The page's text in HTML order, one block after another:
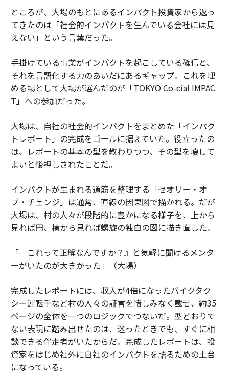
ところが、大場のもとにあるインパクト投資家から返っ
てきたのは「社会的インパクトを生んでいる会社には見
えない」という言葉だった。
手掛けている事業がインパクトを起こしている確信と、
それを言語化する力のあいだにあるギャップ。これを埋
める場として大場が選んだのが「TOKYO Co-cial IMPAC
T」への参加だった。
大場は、自社の社会的インパクトをまとめた「インパク
トレポート」の完成をゴールに据えていた。役立ったの
は、レポートの基本の型を教わりつつ、その型を壊して
よいと後押しされたことだ。
インパクトが生まれる道筋を整理する「セオリー・オ
ブ・チェンジ」は通常、直線の因果図で描かれる。だが
大場は、村の人々が段階的に豊かになる様子を、上から
見れば円、横から見れば螺旋の独自の図に描き直した。
「『これって正解なんですか？』と気軽に聞けるメンタ
ーがいたのが大きかった」（大場）
完成したレポートには、収入が4倍になったバイクタク
シー運転手など村の人々の証言を惜しみなく載せ、約35
ページの全体を一つのロジックでつないだ。型どおりで
ない表現に踏み出せたのは、迷ったときでも、すぐに相
談できる伴走者がいたからだ。完成したレポートは、投
資家をはじめ社外に自社のインパクトを語るための土台
になっている。